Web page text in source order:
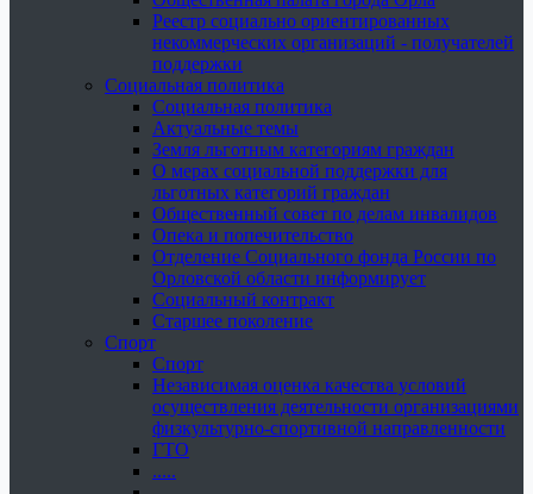
Реестр социально ориентированных
некоммерческих организаций - получателей
поддержки
Социальная политика
Социальная политика
Актуальные темы
Земля льготным категориям граждан
О мерах социальной поддержки для
льготных категорий граждан
Общественный совет по делам инвалидов
Опека и попечительство
Отделение Социального фонда России по
Орловской области информирует
Социальный контракт
Старшее поколение
Спорт
Спорт
Независимая оценка качества условий
осуществления деятельности организациями
физкультурно-спортивной направленности
ГТО
.....